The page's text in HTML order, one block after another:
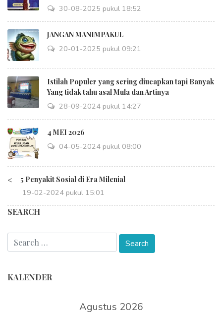
30-08-2025 pukul 18:52
JANGAN MANIMPAKUL
20-01-2025 pukul 09:21
Istilah Populer yang sering diucapkan tapi Banyak
Yang tidak tahu asal Mula dan Artinya
28-09-2024 pukul 14:27
4 MEI 2026
04-05-2024 pukul 08:00
< 5 Penyakit Sosial di Era Milenial
19-02-2024 pukul 15:01
SEARCH
KALENDER
Agustus 2026